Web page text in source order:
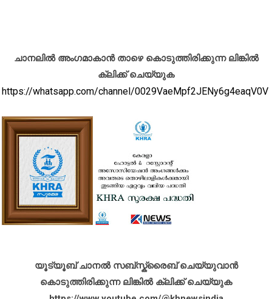
ചാനലിൽ അംഗമാകാൻ താഴെ കൊടുത്തിരിക്കുന്ന ലിങ്കിൽ
ക്ലിക്ക് ചെയ്യുക
https://whatsapp.com/channel/0029VaeMpf2JENy6g4eaqV0V
യൂട്യൂബ് ചാനൽ സബ്സ്ക്രൈബ് ചെയ്യുവാൻ
കൊടുത്തിരിക്കുന്ന ലിങ്കിൽ ക്ലിക്ക് ചെയ്യുക